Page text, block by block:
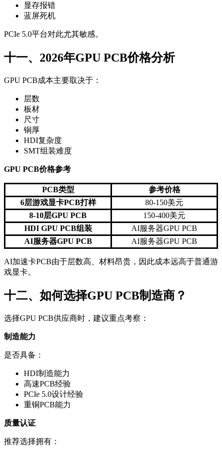
显存报错
蓝屏死机
PCIe 5.0平台对此尤其敏感。
十一、2026年GPU PCB价格分析
GPU PCB成本主要取决于：
层数
板材
尺寸
铜厚
HDI复杂度
SMT组装难度
GPU PCB价格参考
PCB类型
参考价格
6层游戏显卡PCB打样
80-150美元
8-10层GPU PCB
150-400美元
HDI GPU PCB组装
AI服务器GPU PCB
AI服务器GPU PCB
AI服务器GPU PCB
AI加速卡PCB由于层数高、材料昂贵，因此成本远高于普通游
戏显卡。
十二、如何选择GPU PCB制造商？
选择GPU PCB供应商时，建议重点考察：
制造能力
是否具备：
HDI制造能力
高速PCB经验
PCIe 5.0设计经验
重铜PCB能力
质量认证
推荐选择拥有：